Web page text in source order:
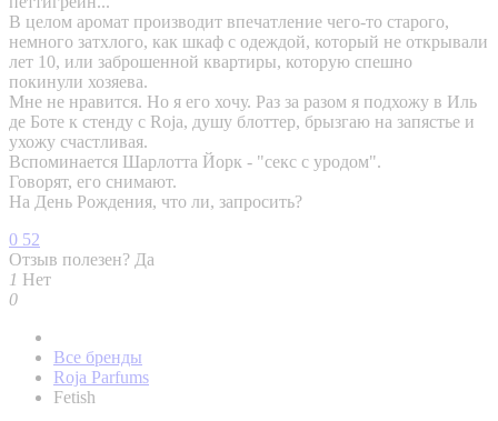
В целом аромат производит впечатление чего-то старого,
немного затхлого, как шкаф с одеждой, который не открывали
лет 10, или заброшенной квартиры, которую спешно
покинули хозяева.
Мне не нравится. Но я его хочу. Раз за разом я подхожу в Иль
де Боте к стенду с Roja, душу блоттер, брызгаю на запястье и
ухожу счастливая.
Вспоминается Шарлотта Йорк - "секс с уродом".
Говорят, его снимают.
На День Рождения, что ли, запросить?
0 52
Отзыв полезен? Да
1 Нет
0
Все бренды
Roja Parfums
Fetish